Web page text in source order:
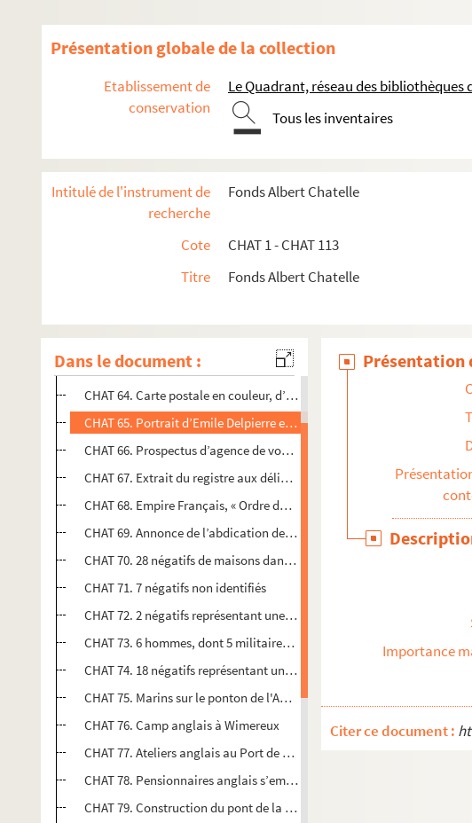
Présentation globale de la collection
Etablissement de
conservation
Le Quadrant, réseau des bibliothèques
Tous les inventaires
Intitulé de l'instrument de
recherche
Fonds Albert Chatelle
Cote
CHAT 1 - CHAT 113
Titre
Fonds Albert Chatelle
Dans le document :
CHAT 1 - 34 ; CHAT 62. Recherches sur le Boulonnais
CHAT 63 - 104. Photographies
CHAT 63. Militaires au garde-à-vous au port de Boulogne-sur-Mer
CHAT 64. Carte postale en couleur, d’après un tableau de G. Ricard-
CHAT 65. Portrait d’Emile Delpierre en tenue de soldat
CHAT 66. Prospectus d’agence de voyage : L'Union / Départ de Paris
CHAT 67. Extrait du registre aux délibérations de la mairie de
CHAT 68. Empire Français, « Ordre du Jour de la Flottille impériale.
CHAT 69. Annonce de l’abdication de Napoléon Bonaparte aux
CHAT 70. 28 négatifs de maisons dans les falaises à Equihen
CHAT 71. 7 négatifs non identifiés
CHAT 72. 2 négatifs représentant une vue géographique
CHAT 73. 6 hommes, dont 5 militaires regardant les ateliers près du
CHAT 74. 18 négatifs représentant une procession
CHAT 75. Marins sur le ponton de l'Ambroise Paré
CHAT 76. Camp anglais à Wimereux
CHAT 77. Ateliers anglais au Port de Boulogne-sur-Mer
CHAT 78. Pensionnaires anglais s’embarquant
CHAT 79. Construction du pont de la Liane
Présentation
Importance
Citer ce document :